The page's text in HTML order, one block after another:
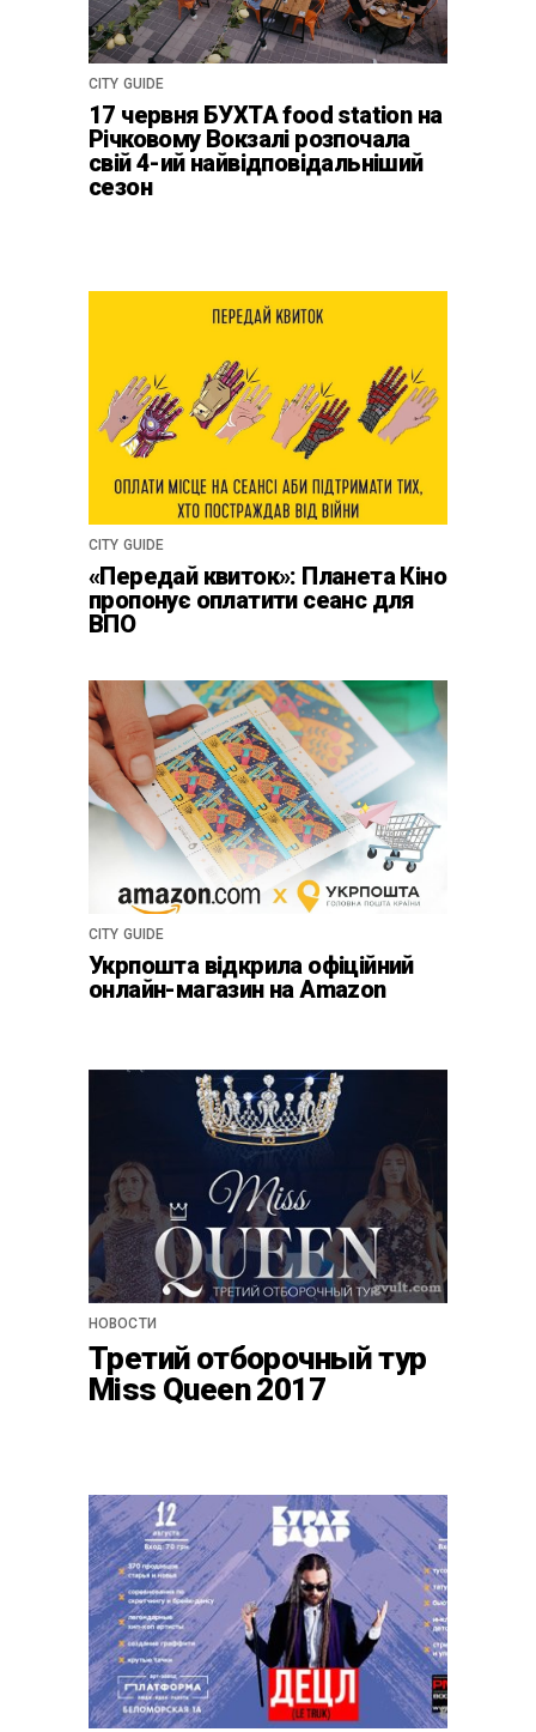
CITY GUIDE
17 червня БУХТА food station на
Річковому Вокзалі розпочала
свій 4-ий найвідповідальніший
сезон
CITY GUIDE
«Передай квиток»: Планета Кіно
пропонує оплатити сеанс для
ВПО
CITY GUIDE
Укрпошта відкрила офіційний
онлайн-магазин на Amazon
НОВОСТИ
Третий отборочный тур
Miss Queen 2017